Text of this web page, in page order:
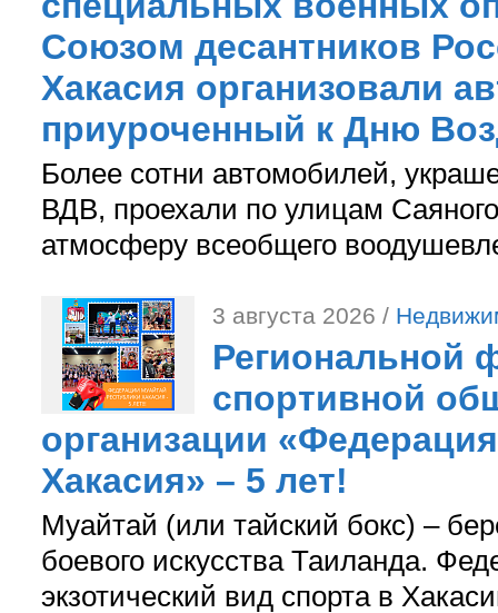
Союзом десантников
Хакасия организовали
приуроченный к Дню
Более сотни автомобилей,
ВДВ, проехали по улицам
атмосферу всеобщего
3 августа 2026 /
Региональной
спортивной
организации
Хакасия» – 5 лет!
Муайтай (или тайский бокс) –
боевого искусства Таиланда.
экзотический вид спорта в